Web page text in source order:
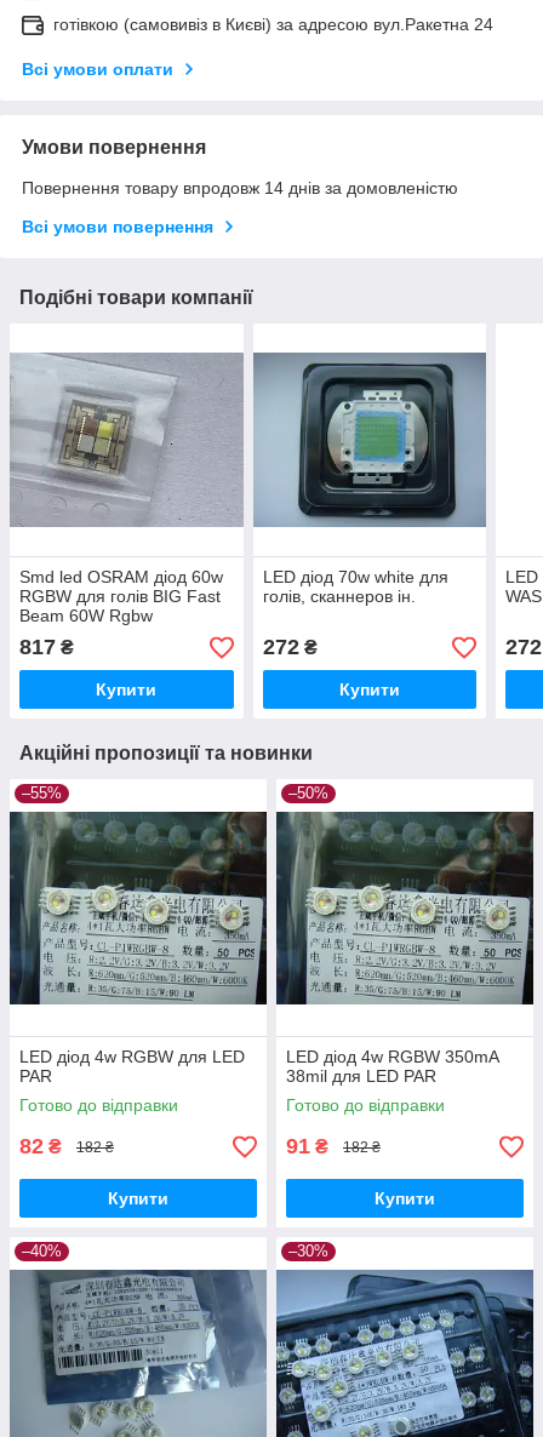
готівкою (самовивіз в Києві) за адресою вул.Ракетна 24
Всі умови оплати
Умови повернення
Повернення товару впродовж 14 днів за домовленістю
Всі умови повернення
Подібні товари компанії
Smd led OSRAM діод 60w
RGBW для голів BIG Fast
Beam 60W Rgbw
817 ₴
Купити
LED діод 70w white для
голів, сканнеров ін.
272₴
Купити
LED
272
Акційні пропозиції та новинки
–55%
LED діод 4w RGBW для LED
PAR
Готово до відправки
82 ₴ 182 ₴
Купити
–50%
LED діод 4w RGBW 350mA
38mil для LED PAR
Готово до відправки
91 ₴ 182 ₴
Купити
–40% –30%